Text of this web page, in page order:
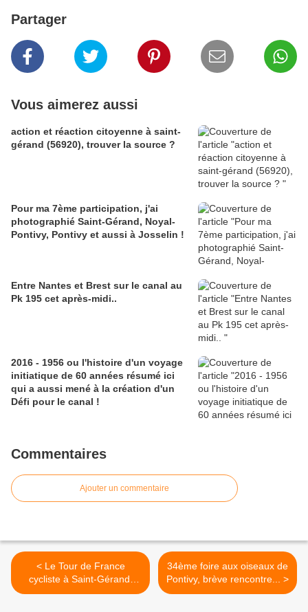
Partager
Vous aimerez aussi
action et réaction citoyenne à saint-
gérand (56920), trouver la source ?
Pour ma 7ème participation, j'ai
photographié Saint-Gérand, Noyal-
Pontivy, Pontivy et aussi à Josselin !
Entre Nantes et Brest sur le canal au
Pk 195 cet après-midi..
2016 - 1956 ou l'histoire d'un voyage
initiatique de 60 années résumé ici
qui a aussi mené à la création d'un
Défi pour le canal !
Commentaires
Ajouter un commentaire
< Le Tour de France
cycliste à Saint-Gérand,
c'est sûr le maire l'a
34ème foire aux oiseaux de
Pontivy, brève rencontre... >